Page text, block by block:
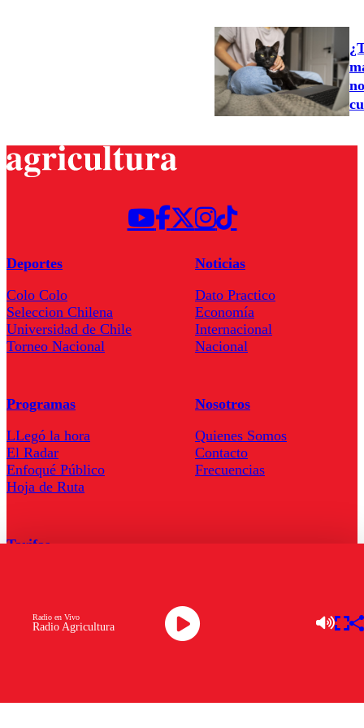
Radio Agricultura
Radio en Vivo
Deportes
Colo Colo
Seleccion Chilena
Universidad de Chile
Torneo Nacional
Noticias
Dato Practico
Economía
Internacional
Nacional
Programas
LLegó la hora
El Radar
Enfoqué Público
Hoja de Ruta
Nosotros
Quienes Somos
Contacto
Frecuencias
Tarifas
Descarga la APP